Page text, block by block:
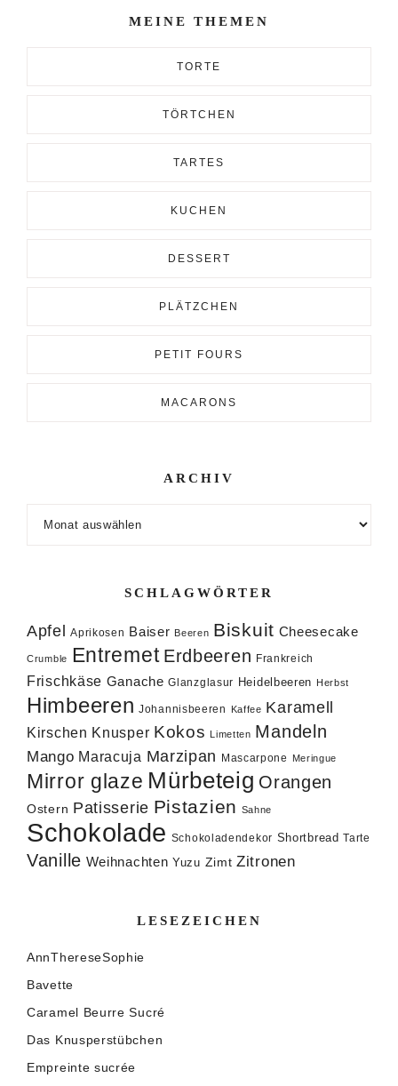
MEINE THEMEN
TORTE
TÖRTCHEN
TARTES
KUCHEN
DESSERT
PLÄTZCHEN
PETIT FOURS
MACARONS
ARCHIV
SCHLAGWÖRTER
Apfel Aprikosen Baiser Beeren Biskuit Cheesecake
Crumble Entremet Erdbeeren Frankreich
Frischkäse Ganache Glanzglasur Heidelbeeren Herbst
Himbeeren Johannisbeeren Kaffee Karamell
Kirschen Knusper Kokos Limetten Mandeln
Mango Maracuja Marzipan Mascarpone Meringue
Mirror glaze Mürbeteig Orangen
Ostern Patisserie Pistazien Sahne
Schokolade Schokoladendekor Shortbread Tarte
Vanille Weihnachten Yuzu Zimt Zitronen
LESEZEICHEN
AnnThereseSophie
Bavette
Caramel Beurre Sucré
Das Knusperstübchen
Empreinte sucrée